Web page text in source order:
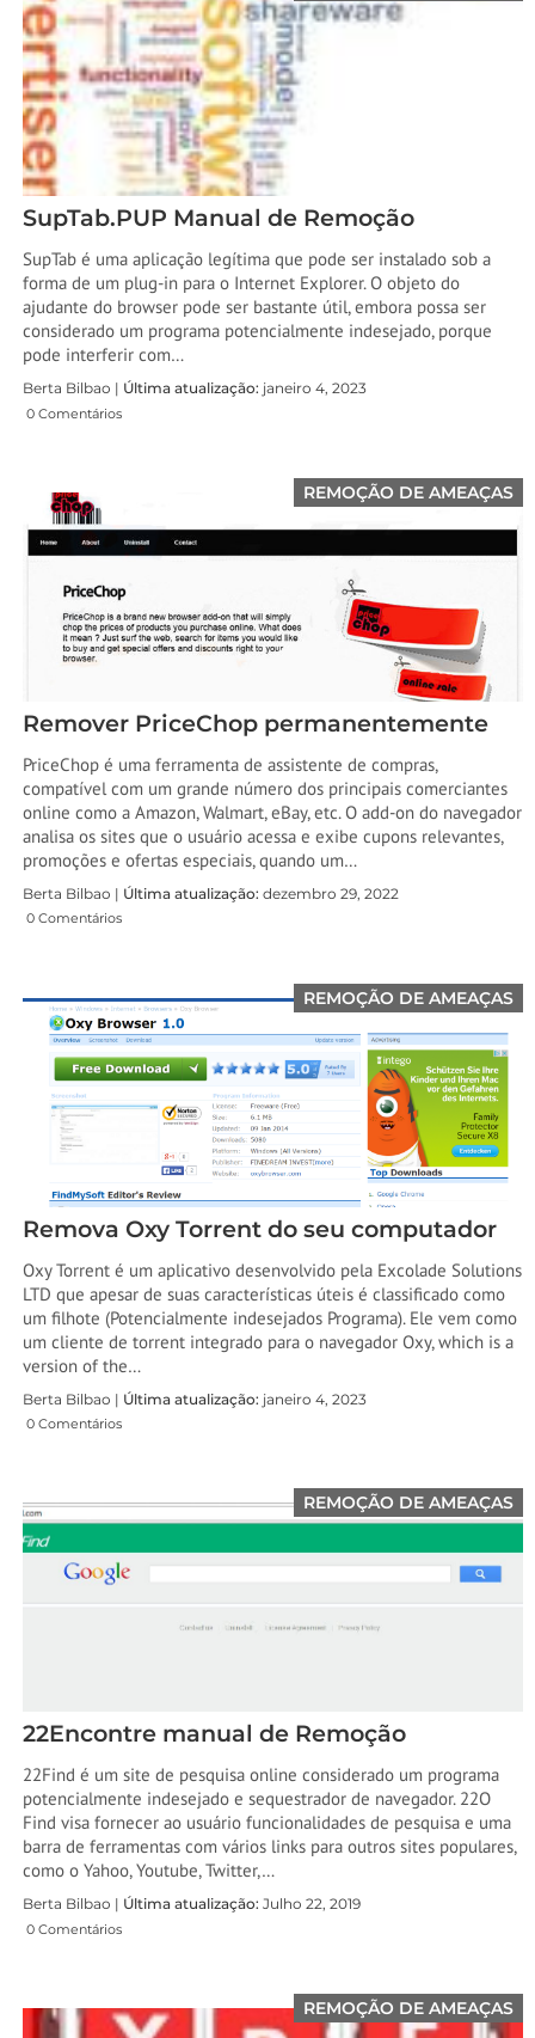
SupTab.PUP Manual de Remoção
SupTab é uma aplicação legítima que pode ser instalado sob a
forma de um plug-in para o Internet Explorer. O objeto do
ajudante do browser pode ser bastante útil, embora possa ser
considerado um programa potencialmente indesejado, porque
pode interferir com…
Berta Bilbao | Última atualização: janeiro 4, 2023
0 Comentários
REMOÇÃO DE AMEAÇAS
Remover PriceChop permanentemente
PriceChop é uma ferramenta de assistente de compras,
compatível com um grande número dos principais comerciantes
online como a Amazon, Walmart, eBay, etc. O add-on do navegador
analisa os sites que o usuário acessa e exibe cupons relevantes,
promoções e ofertas especiais, quando um…
Berta Bilbao | Última atualização: dezembro 29, 2022
0 Comentários
REMOÇÃO DE AMEAÇAS
Remova Oxy Torrent do seu computador
Oxy Torrent é um aplicativo desenvolvido pela Excolade Solutions
LTD que apesar de suas características úteis é classificado como
um filhote (Potencialmente indesejados Programa). Ele vem como
um cliente de torrent integrado para o navegador Oxy, which is a
version of the…
Berta Bilbao | Última atualização: janeiro 4, 2023
0 Comentários
REMOÇÃO DE AMEAÇAS
22Encontre manual de Remoção
22Find é um site de pesquisa online considerado um programa
potencialmente indesejado e sequestrador de navegador. 22O
Find visa fornecer ao usuário funcionalidades de pesquisa e uma
barra de ferramentas com vários links para outros sites populares,
como o Yahoo, Youtube, Twitter,…
Berta Bilbao | Última atualização: Julho 22, 2019
0 Comentários
REMOÇÃO DE AMEAÇAS